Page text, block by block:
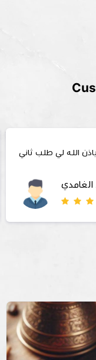
الله لي طلب ثاني